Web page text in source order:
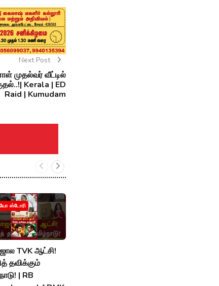
Next Post
முதல்வர் வீட்டில்
Kerala | ED
Raid | Kumudam
ஸ்டோரி
TVK ஆட்சி!
தவிக்கும்
| RB